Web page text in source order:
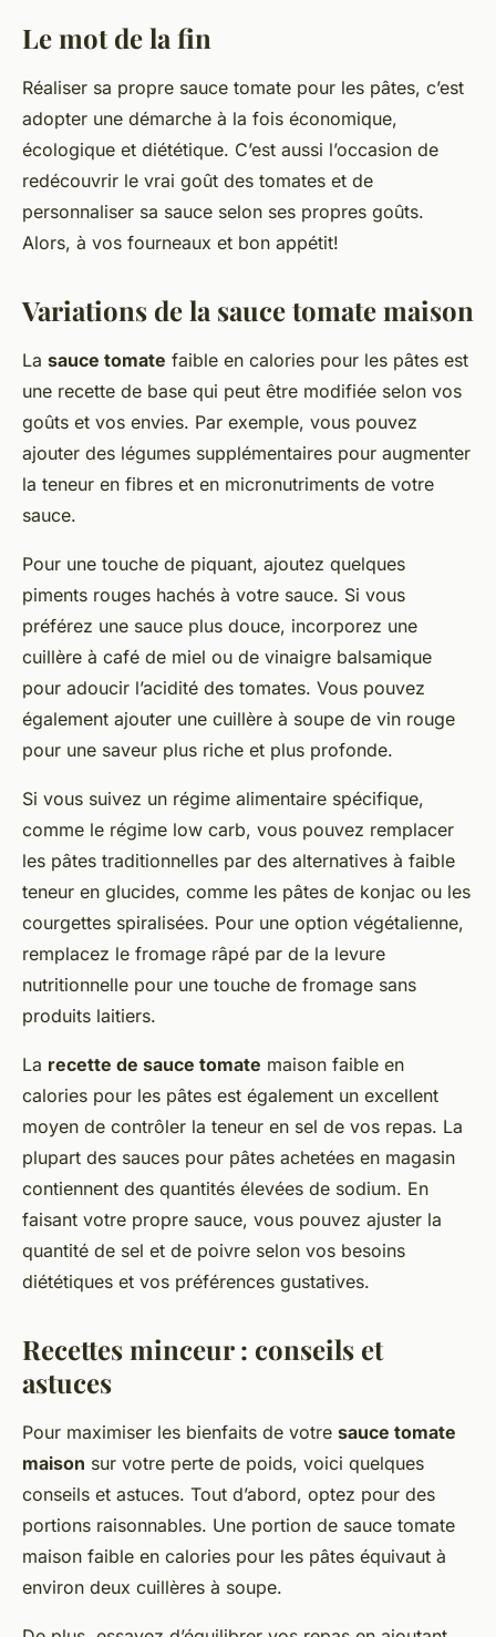
Le mot de la fin
Réaliser sa propre sauce tomate pour les pâtes, c’est
adopter une démarche à la fois économique,
écologique et diététique. C’est aussi l’occasion de
redécouvrir le vrai goût des tomates et de
personnaliser sa sauce selon ses propres goûts.
Alors, à vos fourneaux et bon appétit!
Variations de la sauce tomate maison
La sauce tomate faible en calories pour les pâtes est
une recette de base qui peut être modifiée selon vos
goûts et vos envies. Par exemple, vous pouvez
ajouter des légumes supplémentaires pour augmenter
la teneur en fibres et en micronutriments de votre
sauce.
Pour une touche de piquant, ajoutez quelques
piments rouges hachés à votre sauce. Si vous
préférez une sauce plus douce, incorporez une
cuillère à café de miel ou de vinaigre balsamique
pour adoucir l’acidité des tomates. Vous pouvez
également ajouter une cuillère à soupe de vin rouge
pour une saveur plus riche et plus profonde.
Si vous suivez un régime alimentaire spécifique,
comme le régime low carb, vous pouvez remplacer
les pâtes traditionnelles par des alternatives à faible
teneur en glucides, comme les pâtes de konjac ou les
courgettes spiralisées. Pour une option végétalienne,
remplacez le fromage râpé par de la levure
nutritionnelle pour une touche de fromage sans
produits laitiers.
La recette de sauce tomate maison faible en
calories pour les pâtes est également un excellent
moyen de contrôler la teneur en sel de vos repas. La
plupart des sauces pour pâtes achetées en magasin
contiennent des quantités élevées de sodium. En
faisant votre propre sauce, vous pouvez ajuster la
quantité de sel et de poivre selon vos besoins
diététiques et vos préférences gustatives.
Recettes minceur : conseils et
astuces
Pour maximiser les bienfaits de votre sauce tomate
maison sur votre perte de poids, voici quelques
conseils et astuces. Tout d’abord, optez pour des
portions raisonnables. Une portion de sauce tomate
maison faible en calories pour les pâtes équivaut à
environ deux cuillères à soupe.